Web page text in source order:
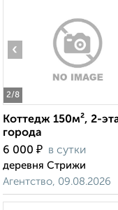
2/8
‹
Коттедж 150м², 2-
города
6 000 ₽ в сутки
деревня Стрижи
Агентство, 09.08.2026